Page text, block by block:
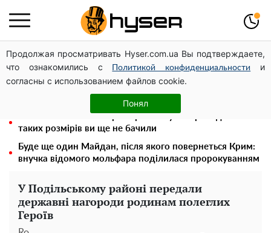
Продолжая просматривать Hyser.com.ua Вы подтверждаете,
что ознакомились с
Политикой конфиденциальности
и
согласны с использованием файлов cookie.
Понял
Гола Олена Тополя у цікавих позах змусила відвисати
щелепи: злив відео – було лише початком
Олена Тополя злив відео – це далеко не все: фронтмен
"Антитіла" Тарас Тополя став наступним
таких розмірів ви ще не бачили
Буде ще один Майдан, після якого повернеться Крим:
внучка відомого мольфара поділилася пророкуванням
У Подільському районі передали
державні нагороди родинам полеглих
Героїв